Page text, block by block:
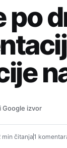
po
Google izvor
min čitanja1